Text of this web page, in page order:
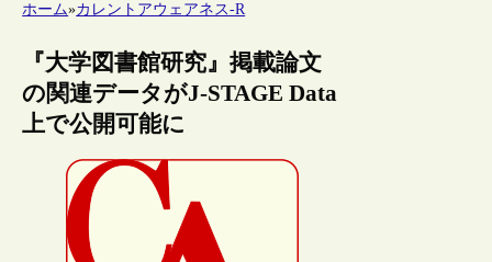
ホーム»カレントアウェアネス-R
『大学図書館研究』掲載論文
の関連データがJ-STAGE Data
上で公開可能に